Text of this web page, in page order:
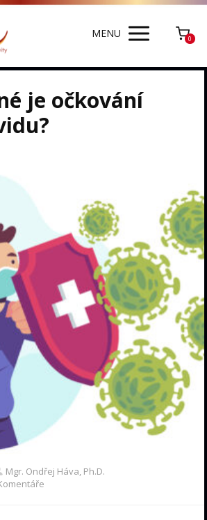
MENU 0
je očkování
Mgr. Ondřej Háva, Ph.D.